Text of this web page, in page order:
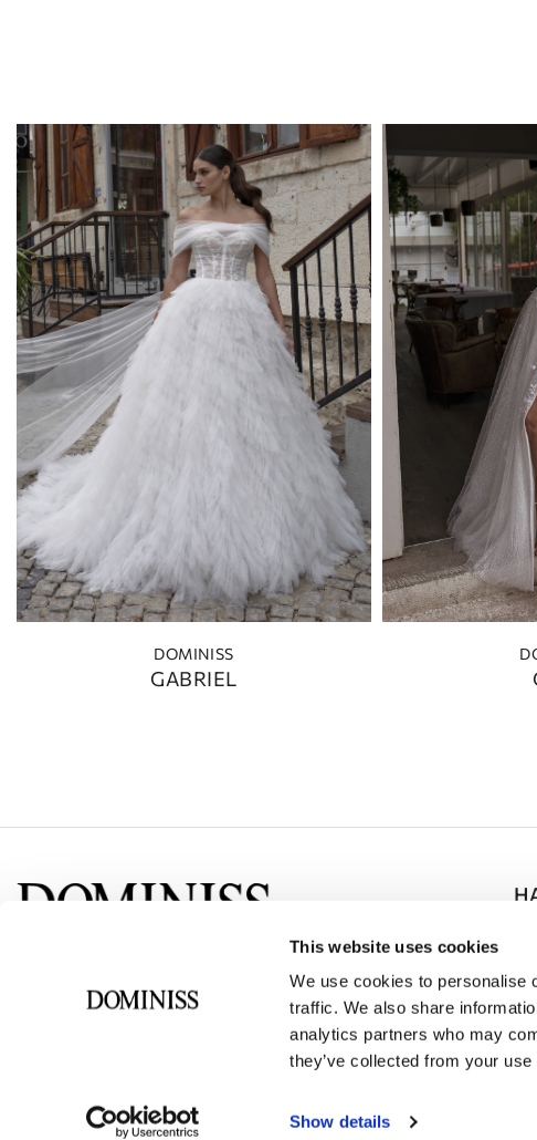
This website uses cookies
We use cookies to personalise
traffic. We also share
analytics partners who may
they’ve collected from your
Show details
DOMINISS
GABRIEL